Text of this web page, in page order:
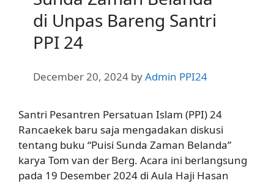
di Unpas Bareng Santri
PPI 24
December 20, 2024 byAdmin PPI24
Santri Pesantren Persatuan Islam (PPI) 24
Rancaekek baru saja mengadakan diskusi
tentang buku “Puisi Sunda Zaman Belanda”
karya Tom van der Berg. Acara ini berlangsung
pada 19 Desember 2024 di Aula Haji Hasan